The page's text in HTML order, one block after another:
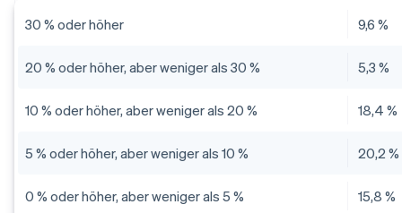
30 % oder höher 9,6 %
20 % oder höher, aber weniger als 30 % 5,3 %
10 % oder höher, aber weniger als 20 % 18,4 %
5 % oder höher, aber weniger als 10 % 20,2 %
0 % oder höher, aber weniger als 5 % 15,8 %